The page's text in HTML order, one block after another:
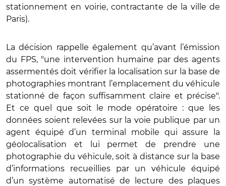
stationnement en voirie, contractante de la ville de
Paris).
La décision rappelle également qu’avant l’émission
du FPS, "une intervention humaine par des agents
assermentés doit vérifier la localisation sur la base de
photographies montrant l’emplacement du véhicule
stationné de façon suffisamment claire et précise".
Et ce quel que soit le mode opératoire : que les
données soient relevées sur la voie publique par un
agent équipé d’un terminal mobile qui assure la
géolocalisation et lui permet de prendre une
photographie du véhicule, soit à distance sur la base
d’informations recueillies par un véhicule équipé
d’un système automatisé de lecture des plaques